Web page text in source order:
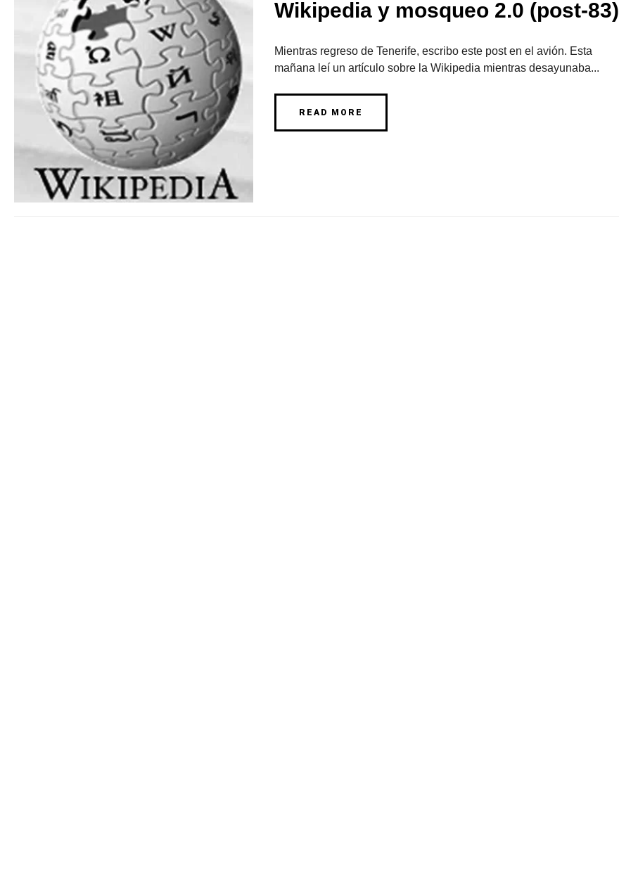
Wikipedia y mosqueo 2.0 (post-83)
Mientras regreso de Tenerife, escribo este post en el avión. Esta
mañana leí un artículo sobre la Wikipedia mientras desayunaba...
READ MORE